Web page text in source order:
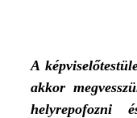
A
akkor